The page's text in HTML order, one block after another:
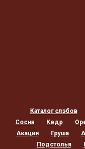
Каталог слэбов
Сосна
Кедр
Акация
Груша
Подстолья